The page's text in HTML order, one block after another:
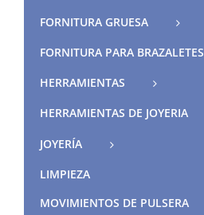
FORNITURA GRUESA
FORNITURA PARA BRAZALETES
HERRAMIENTAS
HERRAMIENTAS DE JOYERIA
JOYERÍA
LIMPIEZA
MOVIMIENTOS DE PULSERA